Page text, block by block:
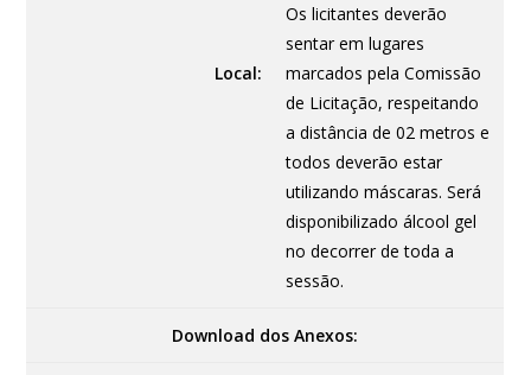
Local:
Os licitantes deverão
sentar em lugares
marcados pela Comissão
de Licitação, respeitando
a distância de 02 metros e
todos deverão estar
utilizando máscaras. Será
disponibilizado álcool gel
no decorrer de toda a
sessão.
Download dos Anexos: